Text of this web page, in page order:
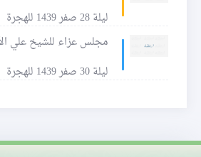
ليلة 28 صفر 1439 للهجرة
مجلس عزاء للشيخ علي
ليلة 30 صفر 1439 للهجرة